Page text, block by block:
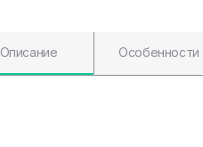
Описание Особенности